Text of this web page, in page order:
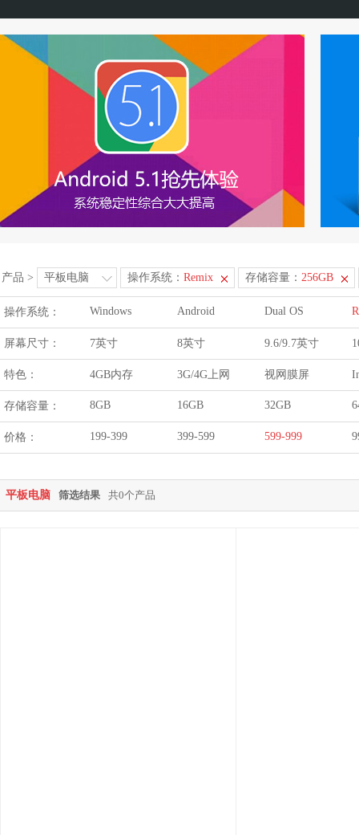
产品 > 平板电脑 操作系统： Remix 存储容量： 256GB
操作系统： Windows Android Dual OS
屏幕尺寸： 7英寸 8英寸 9.6/9.7英寸
特色： 4GB内存 3G/4G上网 视网膜屏
存储容量： 8GB 16GB 32GB
价格： 199-399 399-599 599-999
平板电脑 筛选结果 共0个产品